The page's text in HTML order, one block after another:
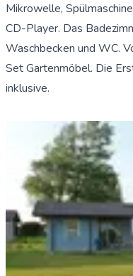
Mikrowelle,
CD-Player. Das
Waschbecken und WC.
Set Gartenmöbel. Die
inklusive.